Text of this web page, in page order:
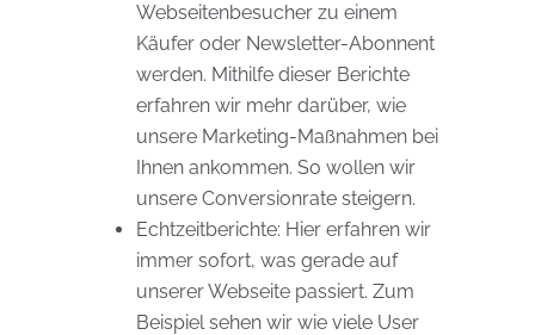
Webseitenbesucher zu einem
Käufer oder Newsletter-Abonnent
werden. Mithilfe dieser Berichte
erfahren wir mehr darüber, wie
unsere Marketing-Maßnahmen bei
Ihnen ankommen. So wollen wir
unsere Conversionrate steigern.
Echtzeitberichte: Hier erfahren wir
immer sofort, was gerade auf
unserer Webseite passiert. Zum
Beispiel sehen wir wie viele User